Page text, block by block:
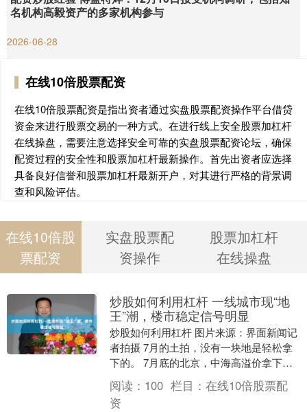
名机构高毅资产的多家机构参与
2026-06-28
在线10倍股票配资
在线10倍股票配资是指出资者通过实盘股票配资操作平台借贷
资金来进行股票交易的一种方式。在进行线上安全股票加杠杆
在线操盘，需要注意选择安全可靠的实盘股票配资论坛，确保
配资过程的安全性和股票加杠杆最新操作。首先出资者应选择
具备良好信誉和股票加杠杆最新开户，对其进行严格的背景调
查和风险评估。
在线10倍股
票配资
实盘股票配
资操作
股票加杠杆
在线操盘
炒股如何利用杠杆 一线城市现“地
王”潮，楼市稳定信号明显
炒股如何利用杠杆 图片来源：界面新闻记
者拍摄 7月的土拍，没有一块地是轻松拿
下的。 7月底的北京，中海高溢价拿下酒
仙桥地块，两天后，建发、绿城和一家来
自沧州的民....
阅读： 100 栏目： 在线10倍股票配
资